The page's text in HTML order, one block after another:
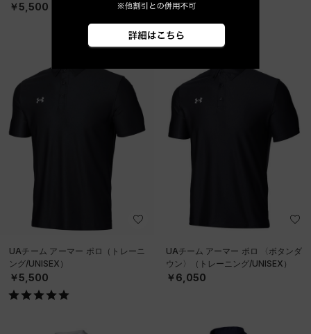
￥5,500 ￥5,500
UAチーム アーマー ポロ（トレーニ
ング/UNISEX）
￥5,500
UAチーム アーマー ポロ 〈ボタンダ
ウン〉（トレーニング/UNISEX）
￥6,050